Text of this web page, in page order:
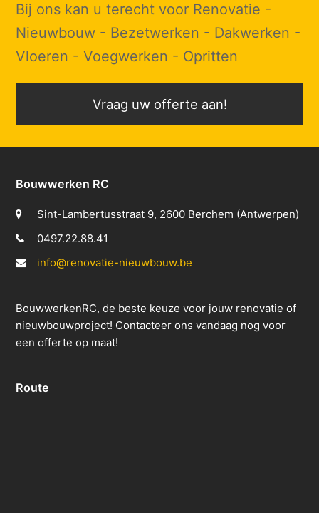
Bij ons kan u terecht voor Renovatie -
Nieuwbouw - Bezetwerken - Dakwerken -
Vloeren - Voegwerken - Opritten
Vraag uw offerte aan!
Bouwwerken RC
Sint-Lambertusstraat 9, 2600 Berchem (Antwerpen)
0497.22.88.41
info@renovatie-nieuwbouw.be
BouwwerkenRC, de beste keuze voor jouw renovatie of
nieuwbouwproject! Contacteer ons vandaag nog voor
een offerte op maat!
Route